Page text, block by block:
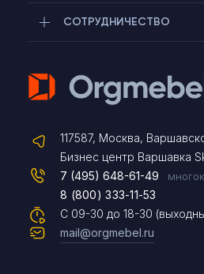
СОТРУДНИЧЕСТВО
117587, Москва,
Бизнес центр Варшавка
С 09-30 до 18-30
7 (495) 648-61-49
8 (800) 333-11-53
mail@orgmebel.ru
Telegram
Max
Чат на сайте